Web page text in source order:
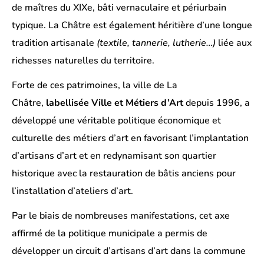
de maîtres du XIXe, bâti vernaculaire et périurbain
typique. La Châtre est également héritière d’une longue
tradition artisanale (textile, tannerie, lutherie…) liée aux
richesses naturelles du territoire.
Forte de ces patrimoines, la ville de La
Châtre, labellisée Ville et Métiers d’Artdepuis 1996, a
développé une véritable politique économique et
culturelle des métiers d’art en favorisant l’implantation
d’artisans d’art et en redynamisant son quartier
historique avec la restauration de bâtis anciens pour
l’installation d’ateliers d’art.
Par le biais de nombreuses manifestations, cet axe
affirmé de la politique municipale a permis de
développer un circuit d’artisans d’art dans la commune